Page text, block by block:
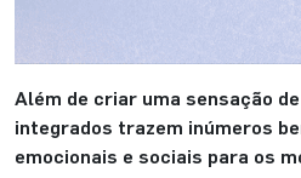
Além de criar uma sensação
integrados trazem inúmeros
emocionais e sociais para os